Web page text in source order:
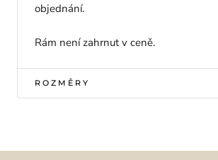
objednání.
Rám není zahrnut v ceně.
ROZMĚRY